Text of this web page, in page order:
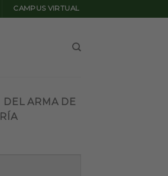
CAMPUS VIRTUAL
DEL ARMA DE